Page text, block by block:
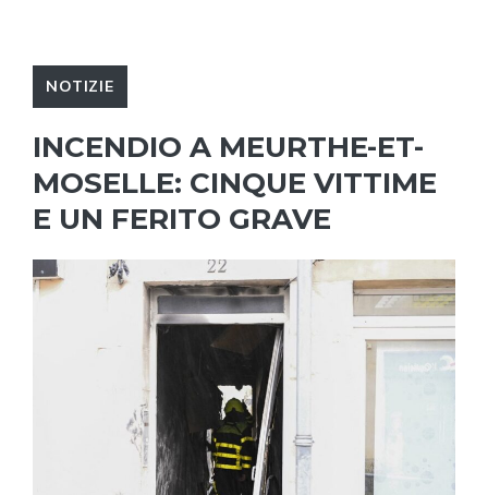
NOTIZIE
INCENDIO A MEURTHE-ET-
MOSELLE: CINQUE VITTIME
E UN FERITO GRAVE